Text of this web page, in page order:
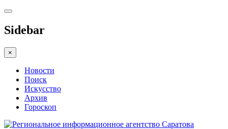
Sidebar
×
Новости
Поиск
Искусство
Архив
Гороскоп